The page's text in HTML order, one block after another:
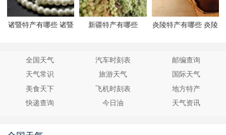
诸暨特产有哪些 诸暨
新疆特产有哪些
炎陵特产有哪些 炎陵
全国天气 汽车时刻表
邮编查询
天气常识
旅游天气
国际天气
美食天下
飞机时刻表
地方特产
快递查询
今日油 天气资讯